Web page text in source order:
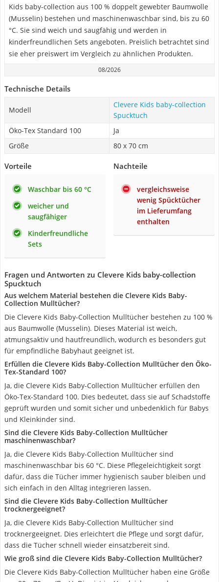
Kids baby-collection aus 100 % doppelt gewebter Baumwolle
(Musselin) bestehen und maschinenwaschbar sind, bis zu 60
°C. Sie sind weich und saugfähig und werden in
kinderfreundlichen Sets angeboten. Preislich betrachtet sind
sie eher preiswert im Vergleich zu ähnlichen Produkten.
08/2026
Technische Details
Modell
Clevere Kids baby-collection
Spucktuch
Öko-Tex Standard 100
Ja
Größe
80 x 70 cm
Vorteile
Waschbar bis 60 °C
weicher und
saugfähiger
Kinderfreundliche
Sets
Nachteile
vergleichsweise
wenig Spücktücher
im Lieferumfang
enthalten
Fragen und Antworten zu Clevere Kids baby-collection
Spucktuch
Aus welchem Material bestehen die Clevere Kids Baby-
Collection Mulltücher?
Die Clevere Kids Baby-Collection Mulltücher bestehen zu 100 %
aus Baumwolle (Musselin). Dieses Material ist weich,
atmungsaktiv und hautfreundlich, wodurch es besonders gut
für empfindliche Babyhaut geeignet ist.
Erfüllen die Clevere Kids Baby-Collection Mulltücher den Öko-
Tex-Standard 100?
Ja, die Clevere Kids Baby-Collection Mulltücher erfüllen den
Öko-Tex-Standard 100. Dies bedeutet, dass sie auf Schadstoffe
geprüft wurden und somit sicher und unbedenklich für Babys
und Kleinkinder sind.
Sind die Clevere Kids Baby-Collection Mulltücher
maschinenwaschbar?
Ja, die Clevere Kids Baby-Collection Mulltücher sind
maschinenwaschbar bis 60 °C. Diese Pflegeleichtigkeit sorgt
dafür, dass die Tücher immer hygienisch sauber bleiben und
sich einfach in den Alltag integrieren lassen.
Sind die Clevere Kids Baby-Collection Mulltücher
trocknergeeignet?
Ja, die Clevere Kids Baby-Collection Mulltücher sind
trocknergeeignet. Dies erleichtert die Pflege und sorgt dafür,
dass die Tücher schnell wieder einsatzbereit sind.
Wie groß sind die Clevere Kids Baby-Collection Mulltücher?
Die Clevere Kids Baby-Collection Mulltücher haben eine Größe